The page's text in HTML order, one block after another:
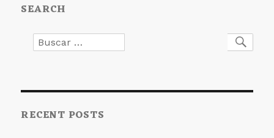
Camilo
SEARCH
Buscar
por:
RECENT POSTS